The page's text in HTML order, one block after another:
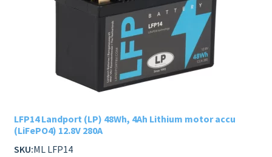
LFP14 Landport (LP) 48Wh, 4Ah Lithium motor accu
(LiFePO4) 12.8V 280A
SKU:ML LFP14